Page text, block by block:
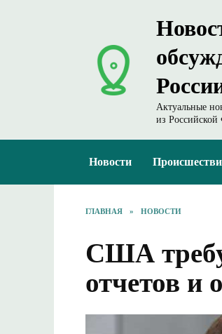
Актуальные
из
Новости
ГЛАВНАЯ » НОВОСТИ
США
отчетов и